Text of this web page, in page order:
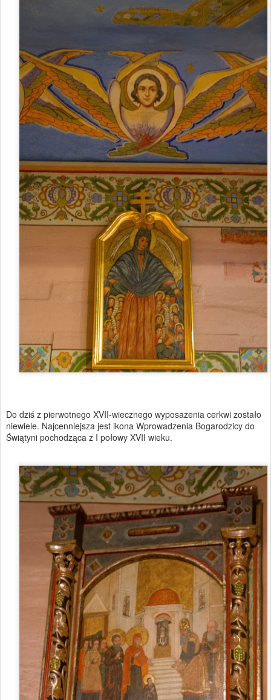
Do dziś z pierwotnego XVII-wiecznego wyposażenia cerkwi zostało
niewiele. Najcenniejsza jest ikona Wprowadzenia Bogarodzicy do
Świątyni pochodząca z I połowy XVII wieku.